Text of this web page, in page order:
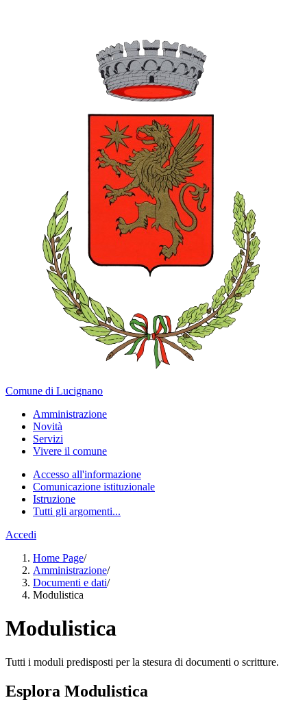
Comune di Lucignano
Amministrazione
Novità
Servizi
Vivere il comune
Accesso all'informazione
Comunicazione istituzionale
Istruzione
Tutti gli argomenti...
Accedi
Home Page/
Amministrazione/
Documenti e dati/
Modulistica
Modulistica
Tutti i moduli predisposti per la stesura di documenti o scritture.
Esplora Modulistica